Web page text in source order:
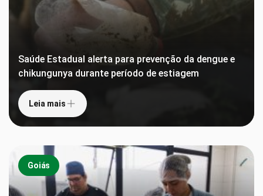
Saúde Estadual alerta para prevenção da dengue e
chikungunya durante período de estiagem
Leia mais
Goiás